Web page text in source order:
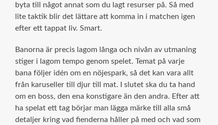
byta till något annat som du lagt resurser på. Så med
lite taktik blir det lättare att komma in i matchen igen
efter ett tappat liv. Smart.
Banorna är precis lagom långa och nivån av utmaning
stiger i lagom tempo genom spelet. Temat på varje
bana följer idén om en nöjespark, så det kan vara allt
från karuseller till djur till mat. I slutet ska du ta hand
om en boss, den ena konstigare än den andra. Efter att
ha spelat ett tag börjar man lägga märke till alla små
detaljer kring vad fienderna håller på med och vad som